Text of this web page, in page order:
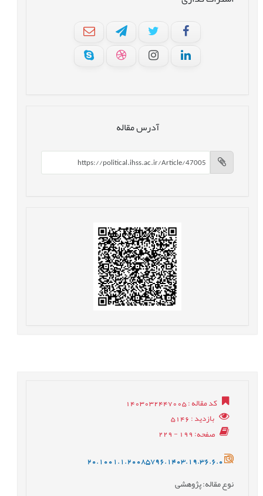
آدرس مقاله
کد مقاله: 1403032447005
بازدید: 5146
صفحه: 199 - 229
20.1001.1.20085796.1403.19.36.6.0
نوع مقاله: پژوهشی